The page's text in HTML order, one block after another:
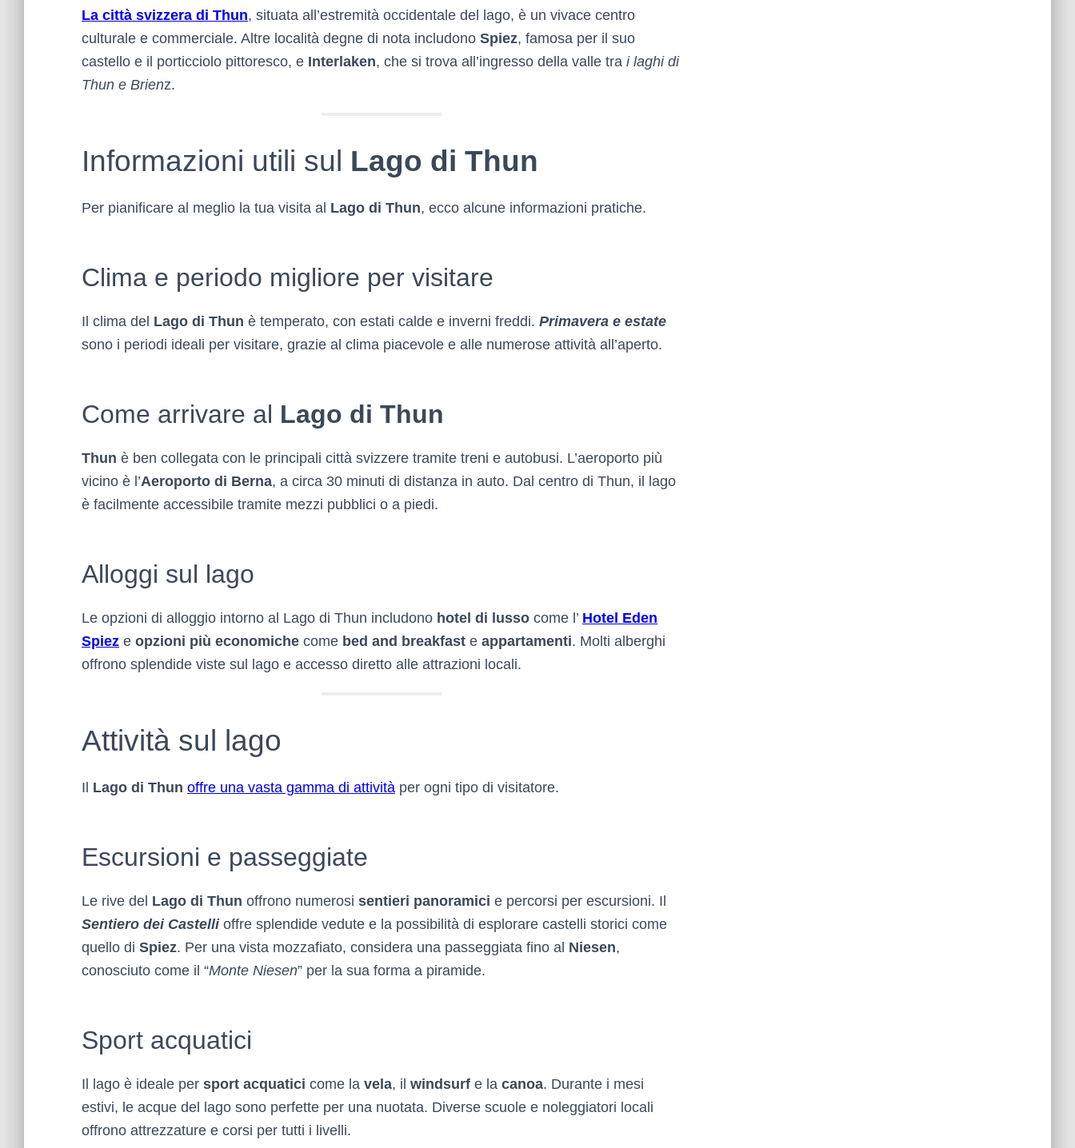
La città svizzera di Thun, situata all’estremità occidentale del lago, è un vivace centro
culturale e commerciale. Altre località degne di nota includono Spiez, famosa per il suo
castello e il porticciolo pittoresco, e Interlaken, che si trova all’ingresso della valle tra i laghi di
Thun e Brienz.
Informazioni utili sul Lago di Thun
Per pianificare al meglio la tua visita al Lago di Thun, ecco alcune informazioni pratiche.
Clima e periodo migliore per visitare
Il clima del Lago di Thun è temperato, con estati calde e inverni freddi. Primavera e estate
sono i periodi ideali per visitare, grazie al clima piacevole e alle numerose attività all’aperto.
Come arrivare al Lago di Thun
Thun è ben collegata con le principali città svizzere tramite treni e autobusi. L’aeroporto più
vicino è l’Aeroporto di Berna, a circa 30 minuti di distanza in auto. Dal centro di Thun, il lago
è facilmente accessibile tramite mezzi pubblici o a piedi.
Alloggi sul lago
Le opzioni di alloggio intorno al Lago di Thun includono hotel di lusso come l’ Hotel Eden
Spiez e opzioni più economiche come bed and breakfast e appartamenti. Molti alberghi
offrono splendide viste sul lago e accesso diretto alle attrazioni locali.
Attività sul lago
Il Lago di Thun offre una vasta gamma di attività per ogni tipo di visitatore.
Escursioni e passeggiate
Le rive del Lago di Thun offrono numerosi sentieri panoramici e percorsi per escursioni. Il
Sentiero dei Castelli offre splendide vedute e la possibilità di esplorare castelli storici come
quello di Spiez. Per una vista mozzafiato, considera una passeggiata fino al Niesen,
conosciuto come il “Monte Niesen” per la sua forma a piramide.
Sport acquatici
Il lago è ideale per sport acquatici come la vela, il windsurf e la canoa. Durante i mesi
estivi, le acque del lago sono perfette per una nuotata. Diverse scuole e noleggiatori locali
offrono attrezzature e corsi per tutti i livelli.